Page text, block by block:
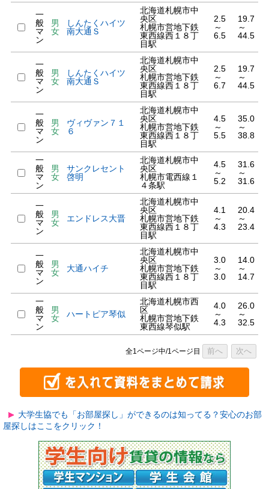
一
般
マ
ン
男
女
しんたくハイツ
南大通Ｓ
北海道札幌市中
央区
札幌市営地下鉄
東西線西１８丁
目駅
2.5
～
6.5
19.7
～
44.5
一
般
マ
ン
男
女
しんたくハイツ
南大通Ｓ
北海道札幌市中
央区
札幌市営地下鉄
東西線西１８丁
目駅
2.5
～
6.7
19.7
～
44.5
一
般
マ
ン
男
女
ヴィヴァン７１
６
北海道札幌市中
央区
札幌市営地下鉄
東西線西１８丁
目駅
4.5
～
5.5
35.0
～
38.8
一
般
マ
ン
男
女
サンクレセント
啓明
北海道札幌市中
央区
札幌市電西線１
４条駅
4.5
～
5.2
31.6
～
31.6
一
般
マ
ン
男
女
エンドレス大晋
北海道札幌市中
央区
札幌市営地下鉄
東西線西１８丁
目駅
4.1
～
4.3
20.4
～
23.4
一
般
マ
ン
男
女
大通ハイチ
北海道札幌市中
央区
札幌市営地下鉄
東西線西１８丁
目駅
3.0
～
3.0
14.0
～
14.7
一
般
マ
ン
男
女
ハートピア琴似
北海道札幌市西
区
札幌市営地下鉄
東西線琴似駅
4.0
～
4.3
26.0
～
32.5
全1ページ中/1ページ目 前へ 次へ
大学生協でも「お部屋探し」ができるのは知ってる？安心のお部
屋探しはここをクリック！